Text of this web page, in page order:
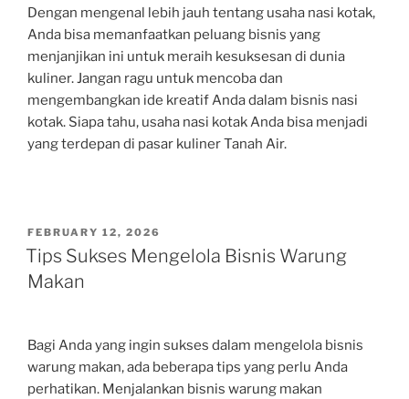
Dengan mengenal lebih jauh tentang usaha nasi kotak,
Anda bisa memanfaatkan peluang bisnis yang
menjanjikan ini untuk meraih kesuksesan di dunia
kuliner. Jangan ragu untuk mencoba dan
mengembangkan ide kreatif Anda dalam bisnis nasi
kotak. Siapa tahu, usaha nasi kotak Anda bisa menjadi
yang terdepan di pasar kuliner Tanah Air.
POSTED
ON
FEBRUARY 12, 2026
Tips Sukses Mengelola Bisnis Warung
Makan
Bagi Anda yang ingin sukses dalam mengelola bisnis
warung makan, ada beberapa tips yang perlu Anda
perhatikan. Menjalankan bisnis warung makan